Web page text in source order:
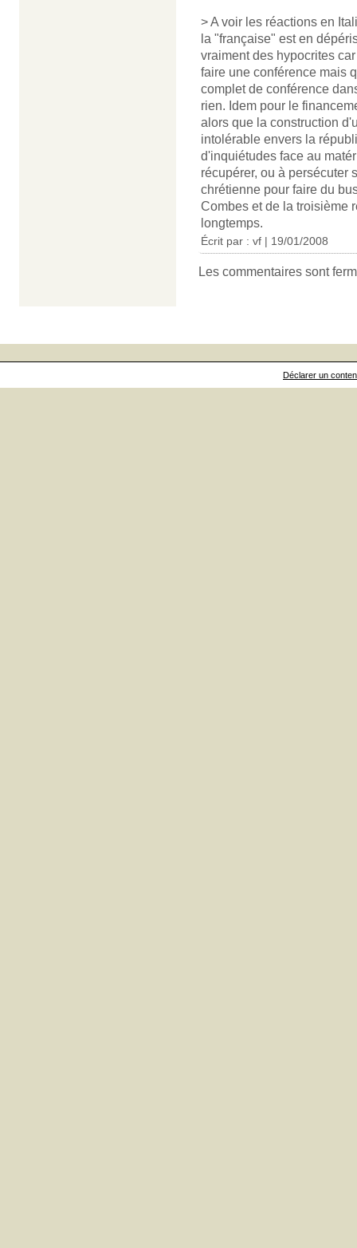
> A voir les réactions en
la "française" est en
vraiment des hypocrites
faire une conférence mais
complet de conférence
rien. Idem pour le
alors que la construction
intolérable envers la
d'inquiétudes face au
récupérer, ou à persécuter
chrétienne pour faire du
Combes et de la troisième
longtemps.
Écrit par : vf | 19/01/2008
Les commentaires sont
Déclarer un